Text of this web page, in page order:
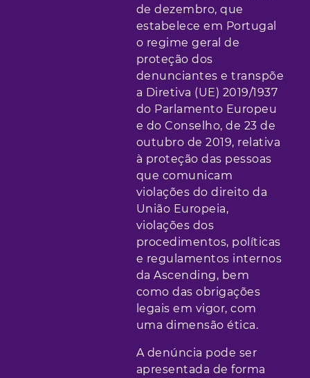
de dezembro, que
estabelece em Portugal
o regime geral de
proteção dos
denunciantes e transpõe
a Diretiva (UE) 2019/1937
do Parlamento Europeu
e do Conselho, de 23 de
outubro de 2019, relativa
à proteção das pessoas
que comunicam
violações do direito da
União Europeia,
violações dos
procedimentos, políticas
e regulamentos internos
da Ascending, bem
como das obrigações
legais em vigor, com
uma dimensão ética.
A denúncia pode ser
apresentada de forma